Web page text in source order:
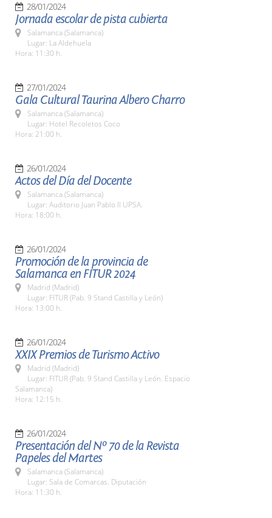
28/01/2024
Jornada escolar de pista cubierta
Salamanca (Salamanca)
Lugar: La Aldehuela
Hora: 11:30 h.
27/01/2024
Gala Cultural Taurina Albero Charro
Salamanca (Salamanca)
Lugar: Hotel Recoletos Coco
Hora: 21:00 h.
26/01/2024
Actos del Día del Docente
Salamanca (Salamanca)
Lugar: Auditorio Juan Pablo II UPSA.
Hora: 18:00 h.
26/01/2024
Promoción de la provincia de
Salamanca en FITUR 2024
Madrid (Madrid)
Lugar: FITUR (Pab. 9 Stand Castilla y León)
Hora: 13:00 h.
26/01/2024
XXIX Premios de Turismo Activo
Madrid (Madrid)
Lugar: FITUR (Pab. 9 Stand Castilla y León. Espacio
Salamanca)
Hora: 12:15 h.
26/01/2024
Presentación del Nº 70 de la Revista
Papeles del Martes
Salamanca (Salamanca)
Lugar: Sala de Comarcas. Diputación
Hora: 11:30 h.